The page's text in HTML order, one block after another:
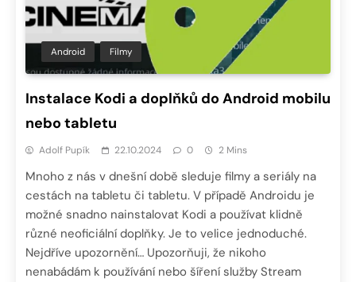
Android Filmy
Instalace Kodi a doplňků do Android mobilu
nebo tabletu
Adolf Pupík 22.10.2024 0 2 Mins
Mnoho z nás v dnešní době sleduje filmy a seriály na
cestách na tabletu či tabletu. V případě Androidu je
možné snadno nainstalovat Kodi a používat klidně
různé neoficiální doplňky. Je to velice jednoduché.
Nejdříve upozornění… Upozorňuji, že nikoho
nenabádám k používání nebo šíření služby Stream